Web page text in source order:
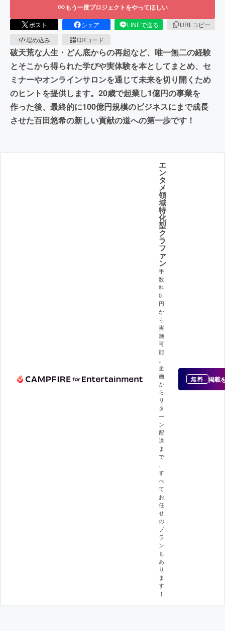
もう一度プロジェクトをやってほしい
ポスト シェア LINEで送る
URLコピー
埋め込み
QRコード
破天荒な人生・どん底からの再起など、唯一無二の経験
とそこから得られた学びや実体験を本としてまとめ、セ
ミナーやオンラインサロンを通じて未来を切り開くため
のヒントを提供します。20歳で起業し1億円の事業を
作った後、最終的に100億円規模のビジネスにまで成長
させた百田悠希の新しい貢献の道への第一歩です！
エ
ン
タ
メ
領
域
特
化
型
ク
ラ
フ
ァ
ン
手
数
料
0
円
か
ら
実
施
可
能
企
画
か
ら
リ
タ
ー
ン
配
送
ま
で
す
べ
て
お
任
せ
の
プ
ラ
ン
も
あ
り
ま
す
！
無料 掲載